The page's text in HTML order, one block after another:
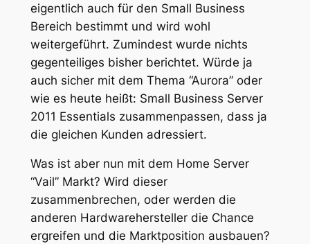
eigentlich auch für den Small Business
Bereich bestimmt und wird wohl
weitergeführt. Zumindest wurde nichts
gegenteiliges bisher berichtet. Würde ja
auch sicher mit dem Thema “Aurora” oder
wie es heute heißt: Small Business Server
2011 Essentials zusammenpassen, dass ja
die gleichen Kunden adressiert.
Was ist aber nun mit dem Home Server
“Vail” Markt? Wird dieser
zusammenbrechen, oder werden die
anderen Hardwarehersteller die Chance
ergreifen und die Marktposition ausbauen?